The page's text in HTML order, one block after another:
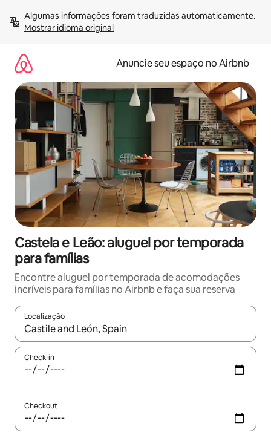
para
Mostrar idioma original
Anuncie seu espaço no Airbnb
Castela e Leão: aluguel por temporada
para famílias
Encontre aluguel por temporada de acomodações
incríveis para famílias no Airbnb e faça sua reserva
Localização
Quando os resultados estiverem disponíveis, explore-os
Check-in
Checkout